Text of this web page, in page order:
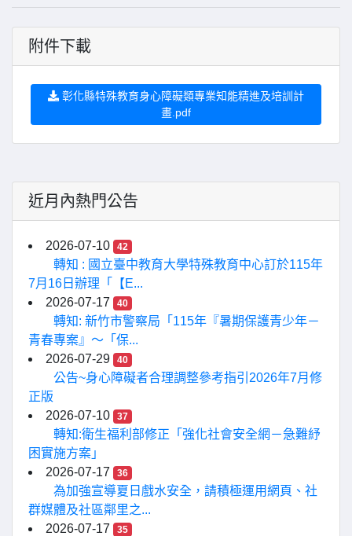
附件下載
彰化縣特殊教育身心障礙類專業知能精進及培訓計
畫.pdf
近月內熱門公告
2026-07-10 42
轉知 : 國立臺中教育大學特殊教育中心訂於115年
7月16日辦理「【E...
2026-07-17
40
轉知: 新竹市警察局「115年『暑期保護青少年－
青春專案』〜「保...
2026-07-29
40
公告~身心障礙者合理調整參考指引2026年7月修
正版
2026-07-10
37
轉知:衛生福利部修正「強化社會安全網－急難紓
困實施方案」
2026-07-17
36
為加強宣導夏日戲水安全，請積極運用網頁、社
群媒體及社區鄰里之...
2026-07-17
35